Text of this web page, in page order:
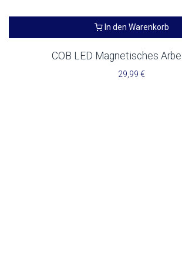
In den Warenkorb
COB LED Magnetisches
29,99 €